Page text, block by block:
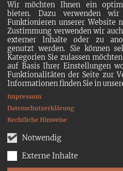
Wir möchten Ihnen ein
bieten. Dazu verwenden
Funktionieren unserer Website
Zustimmung verwenden wir
externer Inhalte oder zu
genutzt werden. Sie können
Kategorien Sie zulassen
auf Basis Ihrer Einstellungen
Funktionalitäten der Seite zur
Informationen finden Sie in
Notwendig
Externe Inhalte
Impressum
Datenschutzerklärung
Rechtliche Hinweise